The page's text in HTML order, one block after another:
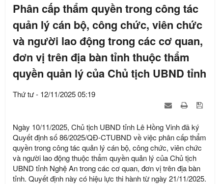
Phân cấp thẩm quyền trong công tác
quản lý cán bộ, công chức, viên chức
và người lao động trong các cơ quan,
đơn vị trên địa bàn tỉnh thuộc thẩm
quyền quản lý của Chủ tịch UBND tỉnh
Thứ tư - 12/11/2025 05:19
Ngày 10/11/2025, Chủ tịch UBND tỉnh Lê Hồng Vinh đã ký
Quyết định số 86/2025/QĐ-CTUBND về việc phân cấp thẩm
quyền trong công tác quản lý cán bộ, công chức, viên chức
và người lao động thuộc thẩm quyền quản lý của Chủ tịch
UBND tỉnh Nghệ An trong các cơ quan, đơn vị trên địa bàn
tỉnh. Quyết định này có hiệu lực thi hành từ ngày 21/11/2025.